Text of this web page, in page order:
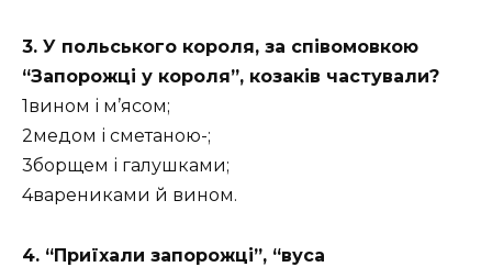
3. У польського короля, за співомовкою
“Запорожці у короля”, козаків частували?
1вином і м’ясом;
2медом і сметаною-;
3борщем і галушками;
4варениками й вином.
4. “Приїхали запорожці”, “вуса